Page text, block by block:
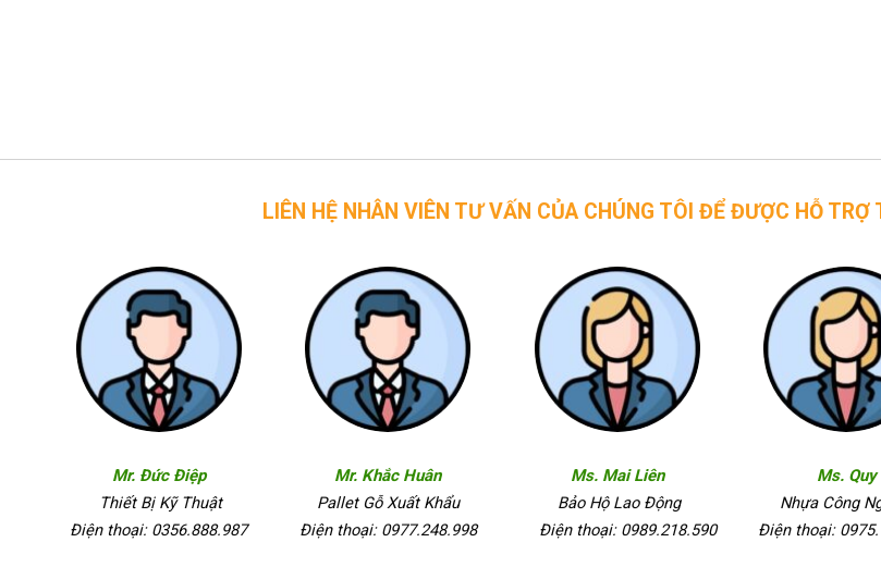
LIÊN HỆ NHÂN VIÊN TƯ VẤN CỦA CHÚNG TÔI ĐỂ ĐƯỢC HỖ TRỢ
Mr. Đức Điệp
Thiết Bị Kỹ Thuật
Điện thoại: 0356.888.987
Mr. Khắc Huân
Pallet Gỗ Xuất Khẩu
Điện thoại: 0977.248.998
Ms. Mai Liên
Bảo Hộ Lao Động
Điện thoại: 0989.218.590
Ms. Quy
Nhựa Công
Điện thoại: